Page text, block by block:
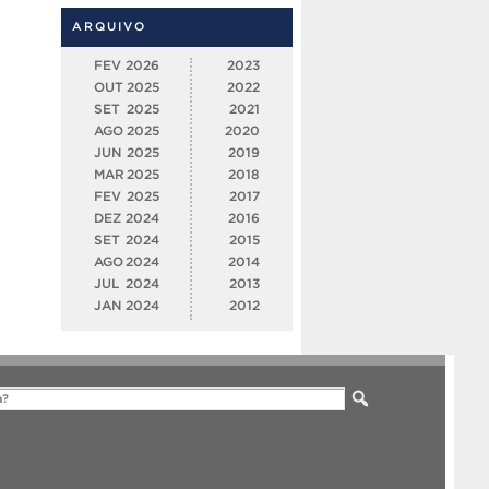
ARQUIVO
FEV 2026
OUT 2025
SET 2025
AGO 2025
JUN 2025
MAR 2025
FEV 2025
DEZ 2024
SET 2024
AGO 2024
JUL 2024
JAN 2024
2023
2022
2021
2020
2019
2018
2017
2016
2015
2014
2013
2012